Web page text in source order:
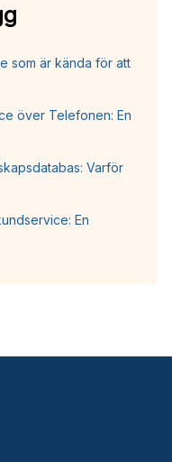
som är kända för att
över Telefonen: En
Varför
En